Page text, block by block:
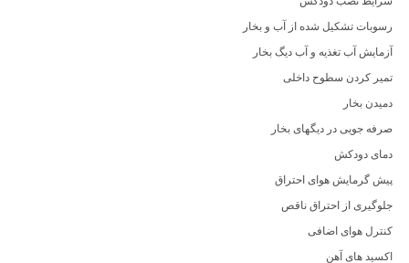
رسوبات تشکیل شده از آب و بخار
آزمایش آب تغذیه و آب دیگ بخار
تمیر کردن سطوح داخلی
دمیدن بخار
صرفه جویی در دیگهای بخار
دمای دودکش
پیش گرمایش هوای احتراق
جلوگیری از احتراق ناقص
کنترل هوای اضافی
اکسید های آهن